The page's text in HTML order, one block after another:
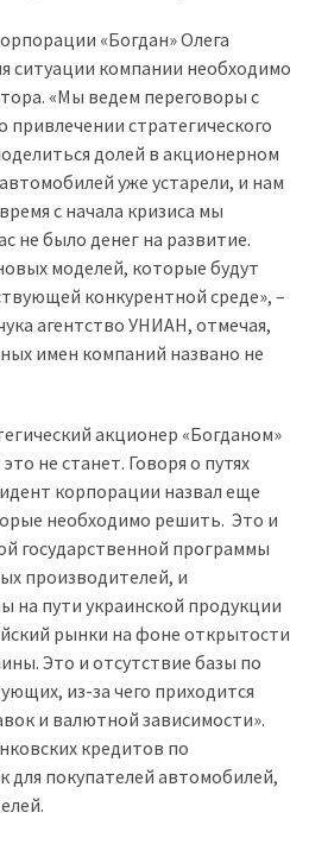
«Богдан» Олега
ситуации компании необходимо
«Мы ведем переговоры с
стратегического
долей в акционерном
уже устарели, и нам
с начала кризиса мы
не было денег на развитие.
моделей, которые будут
конкурентной среде», –
агентство УНИАН, отмечая,
имен компаний названо не
акционер «Богданом»
не станет. Говоря о путях
корпорации назвал еще
необходимо решить. Это и
государственной программы
производителей, и
на пути украинской продукции
рынки на фоне открытости
Это и отсутствие базы по
из-за чего приходится
и валютной зависимости».
кредитов по
для покупателей автомобилей,